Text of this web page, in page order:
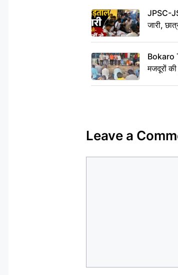
JPSC-
जारी,
Bokaro
मजदूरों
Leave a